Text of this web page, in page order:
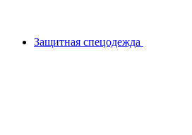
Защитная спецодежда